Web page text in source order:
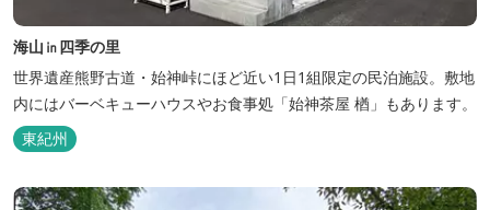
海山㏌四季の里
世界遺産熊野古道・始神峠にほど近い1日1組限定の民泊施設。敷地
内にはバーベキューハウスやお食事処「始神茶屋 楢」もあります。
東紀州